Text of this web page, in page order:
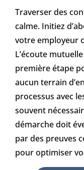
Traverser des
calme. Initiez
votre employeur
L’écoute
première étape
aucun terrain
processus avec
souvent
démarche doit
par des preuves
pour optimiser